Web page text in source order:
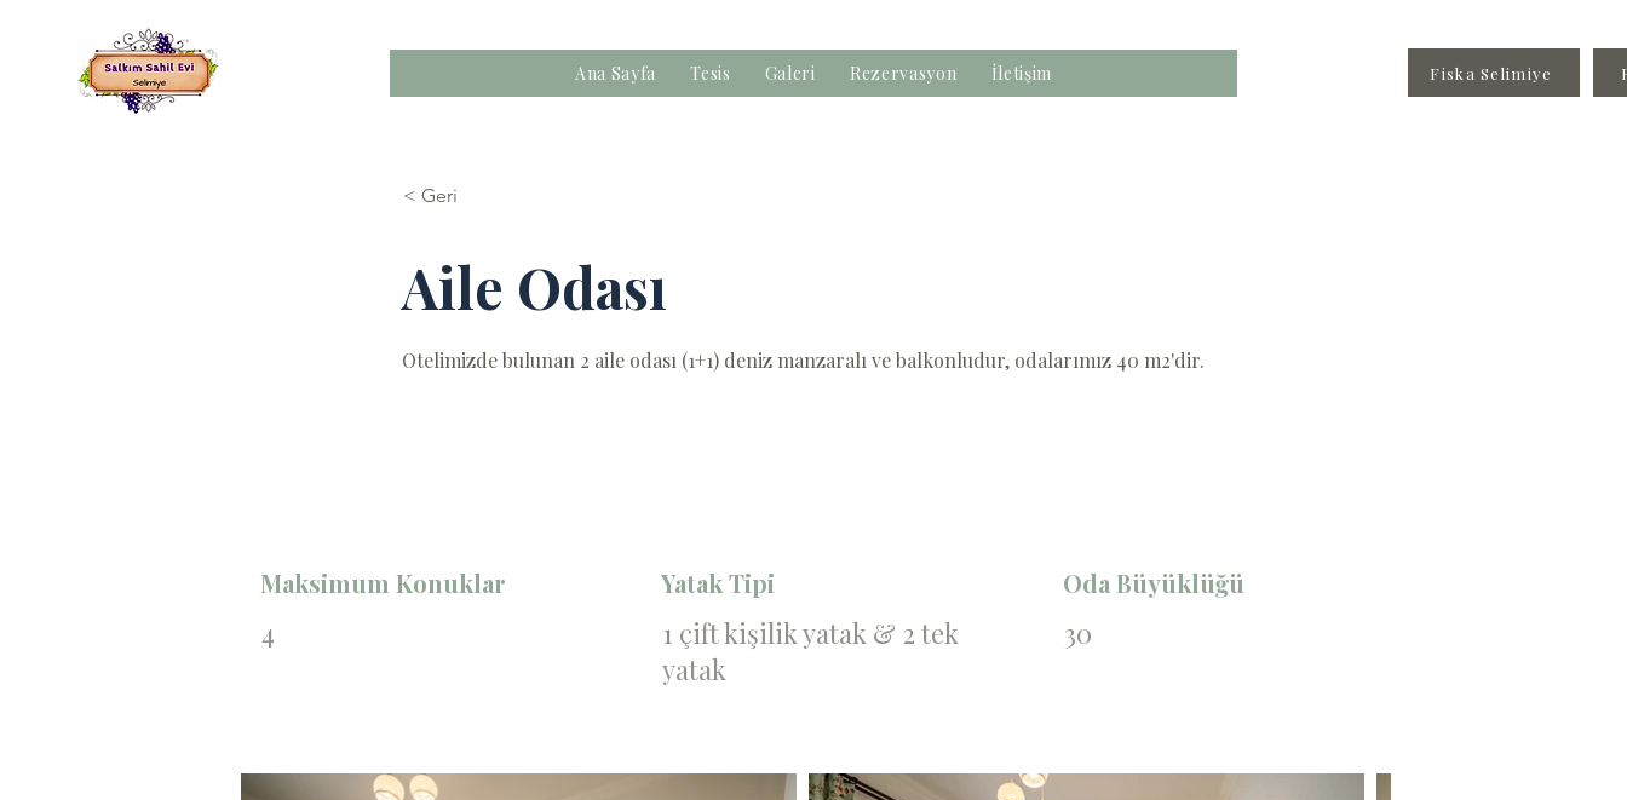
Ana Sayfa Tesis Galeri Rezervasyon İletişim Fiska Selimiye
< Geri
Aile Odası
Otelimizde bulunan 2 aile odası (1+1) deniz manzaralı ve balkonludur, odalarımız 40 m2'dir.
Maksimum Konuklar
4
Yatak Tipi
1 çift kişilik yatak & 2 tek
yatak
Oda Büyüklüğü
30